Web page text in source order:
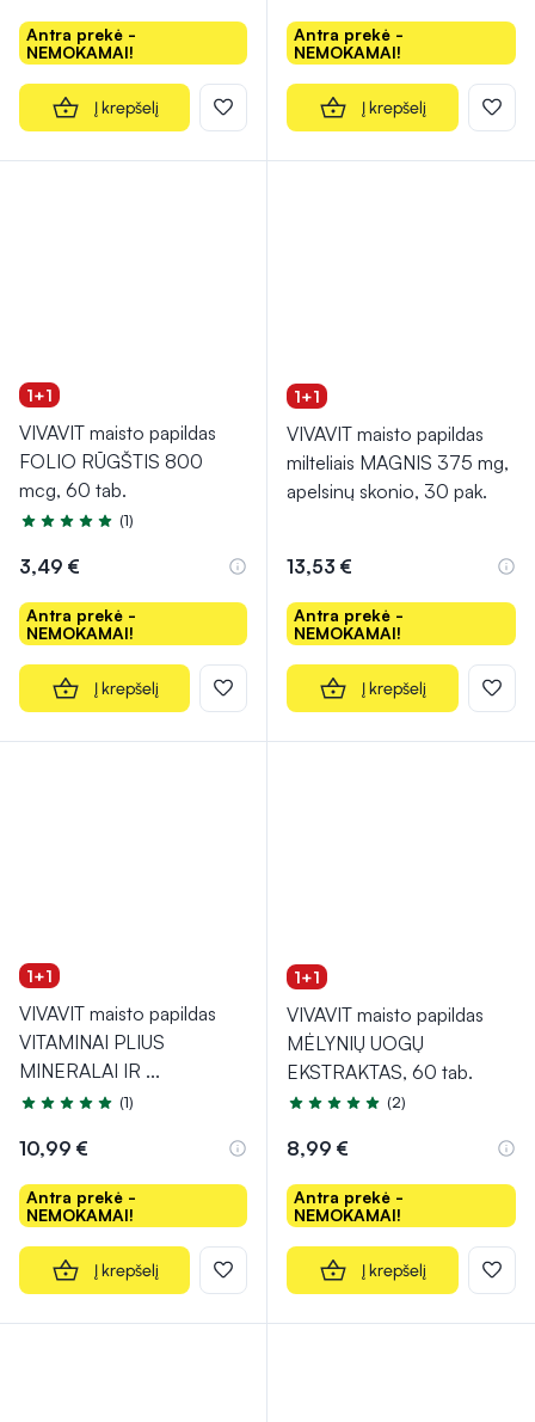
Antra prekė -
NEMOKAMAI!
Į krepšelį
Antra prekė -
NEMOKAMAI!
Į krepšelį
1+1
VIVAVIT maisto papildas
FOLIO RŪGŠTIS 800
mcg, 60 tab.
Įvertinimas 5.0 iš 5
(1)
3,49 €
Antra prekė -
NEMOKAMAI!
Į krepšelį
1+1
VIVAVIT maisto papildas
milteliais MAGNIS 375 mg,
apelsinų skonio, 30 pak.
13,53 €
Antra prekė -
NEMOKAMAI!
Į krepšelį
1+1
VIVAVIT maisto papildas
VITAMINAI PLIUS
MINERALAI IR ...
Įvertinimas 5.0 iš 5
(1)
10,99 €
Antra prekė -
NEMOKAMAI!
Į krepšelį
1+1
VIVAVIT maisto papildas
MĖLYNIŲ UOGŲ
EKSTRAKTAS, 60 tab.
Įvertinimas 5.0 iš 5
(2)
8,99 €
Antra prekė -
NEMOKAMAI!
Į krepšelį